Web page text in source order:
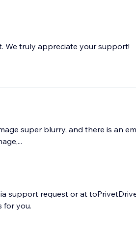
We truly appreciate your support!
super blurry, and there is an
support request or at
for you.